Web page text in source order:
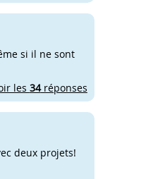
si il ne sont
les 34réponses
deux projets!